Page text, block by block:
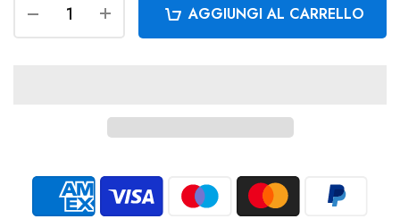
AGGIUNGI AL CARRELLO